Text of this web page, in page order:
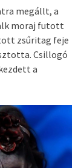
megállt, a
moraj futott
zsűritag feje
Csillogó
a